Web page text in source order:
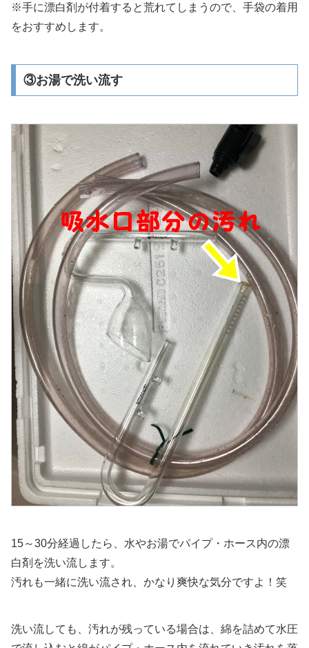
※手に漂白剤が付着すると荒れてしまうので、手袋の着用
をおすすめします。
③お湯で洗い流す
15～30分経過したら、水やお湯でパイプ・ホース内の漂
白剤を洗い流します。
汚れも一緒に洗い流され、かなり爽快な気分ですよ！笑
洗い流しても、汚れが残っている場合は、綿を詰めて水圧